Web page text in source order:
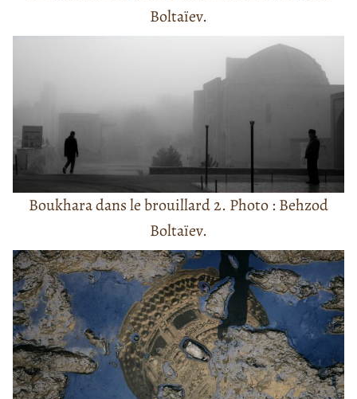
Boltaïev.
Boukhara dans le brouillard 2. Photo : Behzod
Boltaïev.